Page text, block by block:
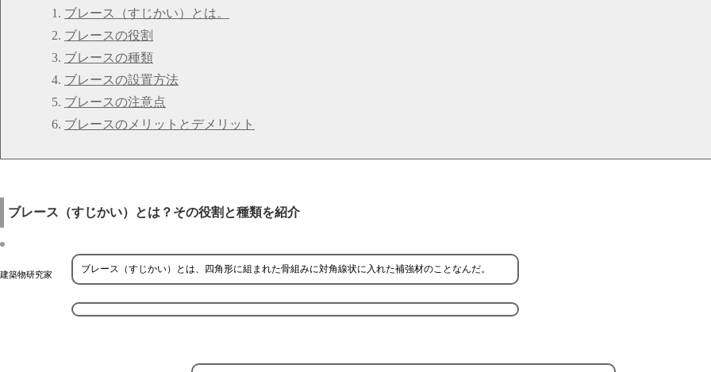
ブレース（すじかい）とは。
ブレースの役割
ブレースの種類
ブレースの設置方法
ブレースの注意点
ブレースのメリットとデメリット
ブレース（すじかい）とは？その役割と種類を紹介
建築物研究家 ブレース（すじかい）とは、四角形に組まれた骨組みに対角線状に入れた補強材のことなんだ。